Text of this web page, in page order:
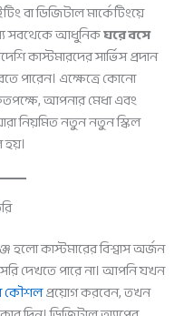
বা ডিজিটাল মার্কেটিংয়ে
সবথেকে আধুনিকঘরে বসে
কাস্টমারদের সার্ভিস প্রদান
এক্ষেত্রে কোনো
আপনার মেধা এবং
নিয়মিত নতুন নতুন স্কিল
হয়।
হলো কাস্টমারের বিশ্বাস অর্জন
দেখতে পারে না। আপনি যখন
কৌশলপ্রয়োগ করবেন, তখন